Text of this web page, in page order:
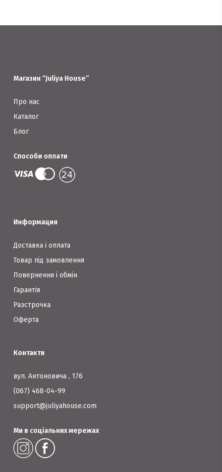
Параметри
Магазин “Juliya House”
Про нас
Каталог
Блог
Способи оплати
Информация
Доставка і оплата
Товар під замовлення
Повернення і обмін
Гарантія
Разстрочка
Оферта
Контакти
вул. Антоновича , 176
(067) 468-04-99
support@juliyahouse.com
Ми в соціальних мережах